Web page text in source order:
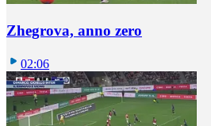
Zhegrova, anno zero
02:06